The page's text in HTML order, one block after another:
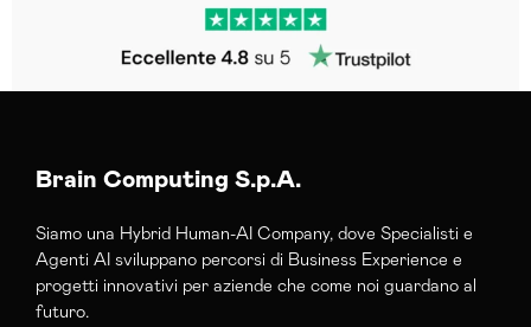
Brain Computing S.p.A.
Siamo una Hybrid Human-AI Company, dove Specialisti e
Agenti AI sviluppano percorsi di Business Experience e
progetti innovativi per aziende che come noi guardano al
futuro.